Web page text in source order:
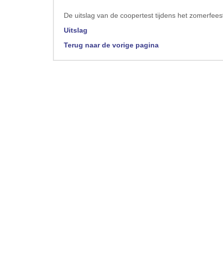
De uitslag van de coopertest tijdens het
Uitslag
Terug naar de vorige pagina